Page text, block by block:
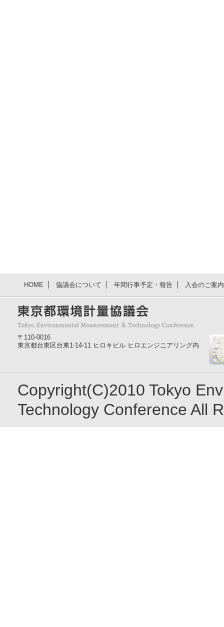
HOME 協議会について 年間行事予定・報告 入会のご案
〒110-0016
東京都台東区台東1-14-11 ヒロキビル ヒロエンジニアリング内
Copyright(C)2010 Tokyo
Technology Conference All